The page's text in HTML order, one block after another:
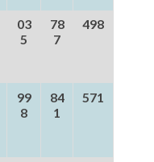
03
5
78
7
498
99
8
84
1
571